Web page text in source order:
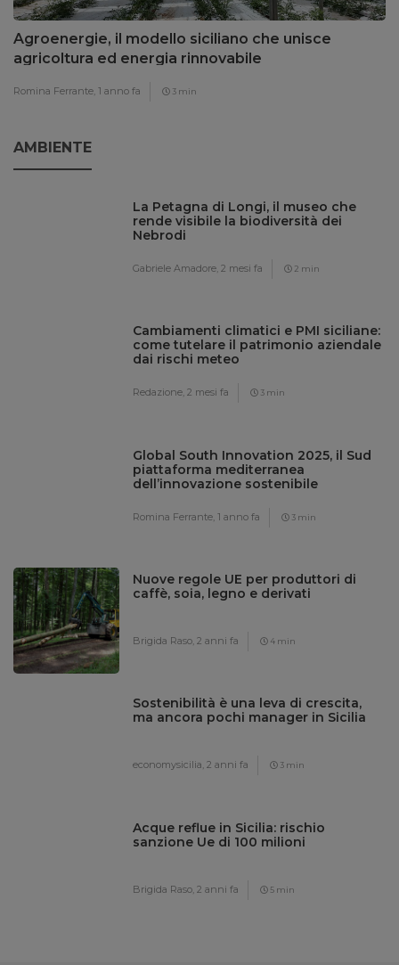
Agroenergie, il modello siciliano che unisce
agricoltura ed energia rinnovabile
Romina Ferrante, 1 anno fa 3 min
AMBIENTE
La Petagna di Longi, il museo che
rende visibile la biodiversità dei
Nebrodi
Gabriele Amadore,2 mesi fa 2 min
Cambiamenti climatici e PMI siciliane:
come tutelare il patrimonio aziendale
dai rischi meteo
Redazione,2 mesi fa 3 min
Global South Innovation 2025, il Sud
piattaforma mediterranea
dell’innovazione sostenibile
Romina Ferrante,1 anno fa 3 min
Nuove regole UE per produttori di
caffè, soia, legno e derivati
Brigida Raso,2 anni fa 4 min
Sostenibilità è una leva di crescita,
ma ancora pochi manager in Sicilia
economysicilia,2 anni fa 3 min
Acque reflue in Sicilia: rischio
sanzione Ue di 100 milioni
Brigida Raso,2 anni fa 5 min